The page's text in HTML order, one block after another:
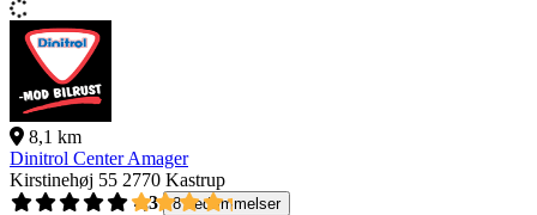
8,1 km
Dinitrol Center Amager
Kirstinehøj 55 2770 Kastrup
4,3
8 bedømmelser